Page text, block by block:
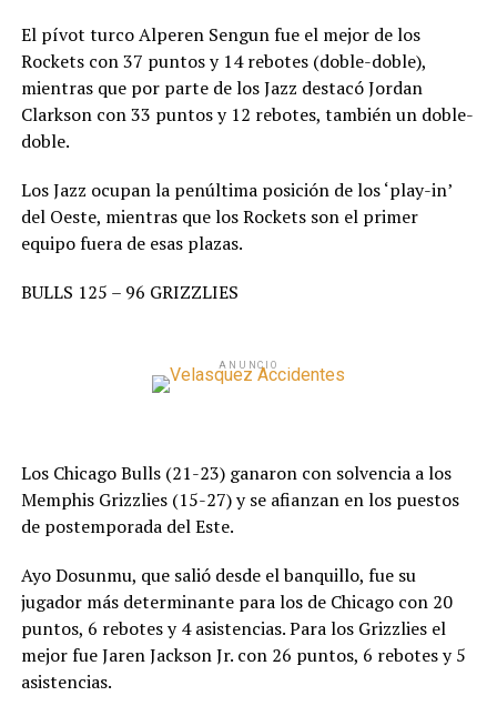
El pívot turco Alperen Sengun fue el mejor de los
Rockets con 37 puntos y 14 rebotes (doble-doble),
mientras que por parte de los Jazz destacó Jordan
Clarkson con 33 puntos y 12 rebotes, también un doble-
doble.
Los Jazz ocupan la penúltima posición de los ‘play-in’
del Oeste, mientras que los Rockets son el primer
equipo fuera de esas plazas.
BULLS 125 – 96 GRIZZLIES
ANUNCIO
Los Chicago Bulls (21-23) ganaron con solvencia a los
Memphis Grizzlies (15-27) y se afianzan en los puestos
de postemporada del Este.
Ayo Dosunmu, que salió desde el banquillo, fue su
jugador más determinante para los de Chicago con 20
puntos, 6 rebotes y 4 asistencias. Para los Grizzlies el
mejor fue Jaren Jackson Jr. con 26 puntos, 6 rebotes y 5
asistencias.